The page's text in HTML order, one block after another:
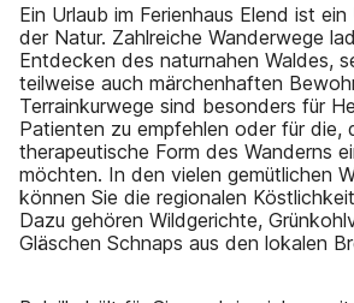
Ein Urlaub im Ferienhaus Elend ist
der Natur. Zahlreiche Wanderwege
Entdecken des naturnahen Waldes,
teilweise auch märchenhaften
Terrainkurwege sind besonders für
Patienten zu empfehlen oder für die,
therapeutische Form des Wanderns
möchten. In den vielen gemütlichen
können Sie die regionalen
Dazu gehören Wildgerichte,
Gläschen Schnaps aus den lokalen